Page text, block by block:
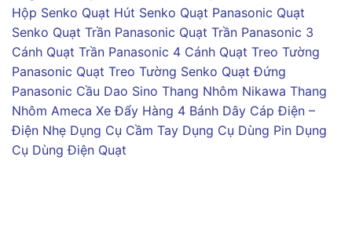
Hộp Senko Quạt Hút Senko Quạt Panasonic Quạt
Senko Quạt Trần Panasonic Quạt Trần Panasonic 3
Cánh Quạt Trần Panasonic 4 Cánh Quạt Treo Tường
Panasonic Quạt Treo Tường Senko Quạt Đứng
Panasonic Cầu Dao Sino Thang Nhôm Nikawa Thang
Nhôm Ameca Xe Đẩy Hàng 4 Bánh Dây Cáp Điện –
Điện Nhẹ Dụng Cụ Cầm Tay Dụng Cụ Dùng Pin Dụng
Cụ Dùng Điện Quạt